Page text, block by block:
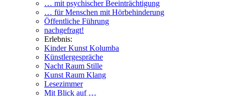
… mit psychischer Beeinträchtigung
… für Menschen mit Hörbehinderung
Öffentliche Führung
nachgefragt!
Erlebnis:
Kinder Kunst Kolumba
Künstlergespräche
Nacht Raum Stille
Kunst Raum Klang
Lesezimmer
Mit Blick auf …